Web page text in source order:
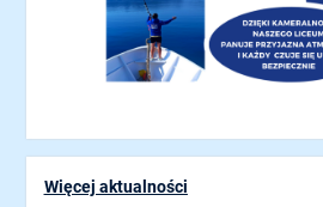
Więcej aktualności